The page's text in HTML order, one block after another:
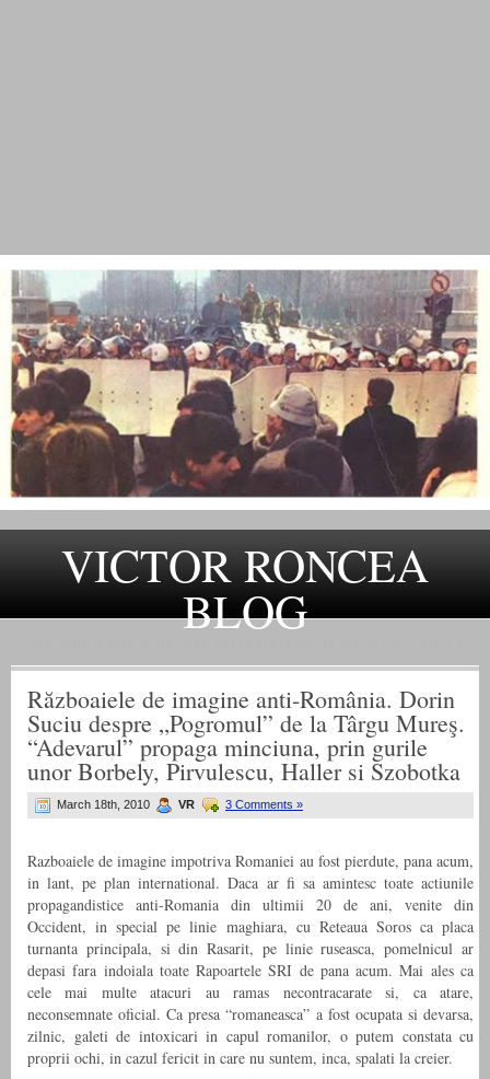
VICTOR RONCEA
BLOG
Războaiele de imagine anti-România. Dorin
Suciu despre „Pogromul” de la Târgu Mureş.
“Adevarul” propaga minciuna, prin gurile
unor Borbely, Pirvulescu, Haller si Szobotka
March 18th, 2010 VR 3 Comments »
Razboaiele de imagine impotriva Romaniei au fost pierdute, pana acum,
in lant, pe plan international. Daca ar fi sa amintesc toate actiunile
propagandistice anti-Romania din ultimii 20 de ani, venite din
Occident, in special pe linie maghiara, cu Reteaua Soros ca placa
turnanta principala, si din Rasarit, pe linie ruseasca, pomelnicul ar
depasi fara indoiala toate Rapoartele SRI de pana acum. Mai ales ca
cele mai multe atacuri au ramas necontracarate si, ca atare,
neconsemnate oficial. Ca presa “romaneasca” a fost ocupata si devarsa,
zilnic, galeti de intoxicari in capul romanilor, o putem constata cu
proprii ochi, in cazul fericit in care nu suntem, inca, spalati la creier.